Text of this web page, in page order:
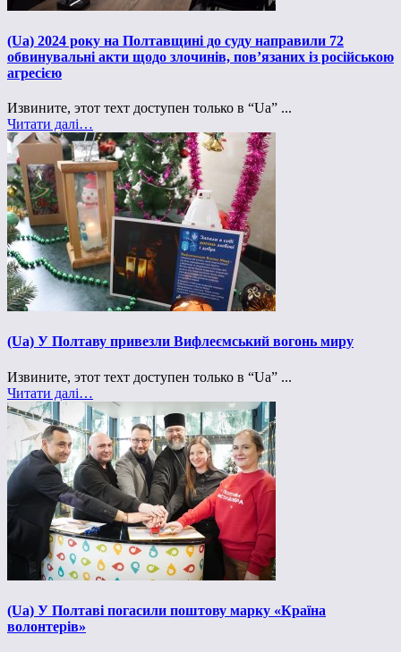
(Ua) 2024 року на Полтавщині до суду направили 72
обвинувальні акти щодо злочинів, пов’язаних із російською
агресією
Извините, этот техт доступен только в “Ua” ...
Читати далі…
(Ua) У Полтаву привезли Вифлеємський вогонь миру
Извините, этот техт доступен только в “Ua” ...
Читати далі…
(Ua) У Полтаві погасили поштову марку «Країна
волонтерів»